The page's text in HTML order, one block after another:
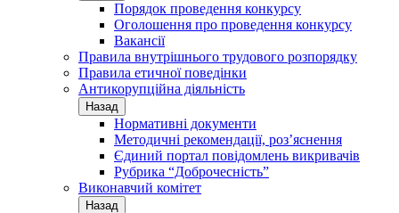
Порядок проведення конкурсу
Оголошення про проведення конкурсу
Вакансії
Правила внутрішнього трудового розпорядку
Правила етичної поведінки
Антикорупційна діяльність
Назад
Нормативні документи
Методичні рекомендації, роз’яснення
Єдиний портал повідомлень викривачів
Рубрика “Доброчесність”
Виконавчий комітет
Назад